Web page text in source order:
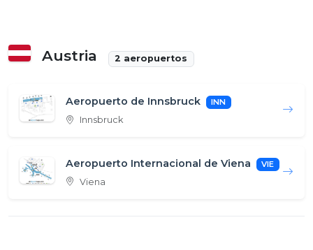
Austria 2 aeropuertos
Aeropuerto de Innsbruck INN
Innsbruck
Aeropuerto Internacional de Viena VIE
Viena